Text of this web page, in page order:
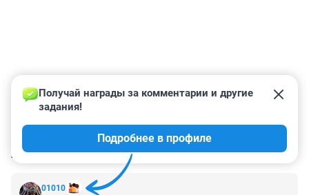
КОММЕНТАРИИ 9
01010
Получай награды за комментарии и другие
задания!
Подробнее в профиле